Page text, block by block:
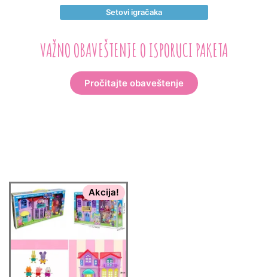
Setovi igračaka
VAŽNO OBAVEŠTENJE O ISPORUCI PAKETA
Pročitajte obaveštenje
Akcija!